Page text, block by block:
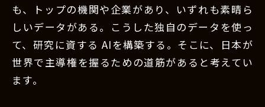
も、トップの機関や企業があり、いずれも素晴ら
しいデータがある。こうした独自のデータを使っ
て、研究に資する AIを構築する。そこに、日本が
世界で主導権を握るための道筋があると考えてい
ます。